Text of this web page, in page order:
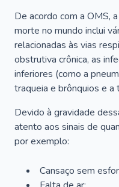
De acordo com a OMS,
morte no mundo inclui
relacionadas às vias
obstrutiva crônica, as
inferiores (como a
traqueia e brônquios e a
Devido à gravidade
atento aos sinais de
por exemplo:
Cansaço sem